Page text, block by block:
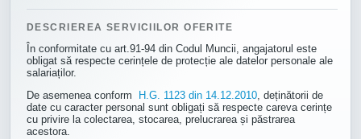
DESCRIEREA SERVICIILOR OFERITE
În conformitate cu art.91-94 din Codul Muncii, angajatorul este
obligat să respecte cerințele de protecție ale datelor personale ale
salariaților.
De asemenea conform
H.G. 1123 din 14.12.2010, deținătorii de
date cu caracter personal sunt obligați să respecte careva cerințe
cu privire la colectarea, stocarea, prelucrarea și păstrarea
acestora.